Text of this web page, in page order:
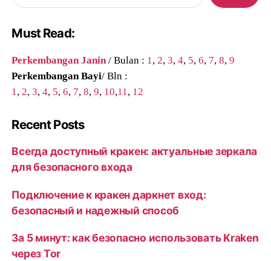
Must Read:
Perkembangan Janin / Bulan : 1 , 2,3,4, 5,6, 7,8,9
Perkembangan Bayi/ Bln :
1 , 2,3,4, 5,6, 7,8,9, 10,11 , 12
Recent Posts
Всегда доступный кракен: актуальные зеркала
для безопасного входа
Подключение к кракен даркнет вход:
безопасный и надежный способ
За 5 минут: как безопасно использовать Kraken
через Tor